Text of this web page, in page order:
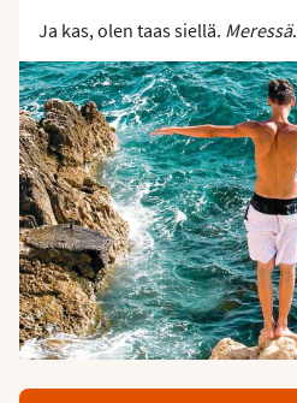
Ja kas, olen taas siellä. Meressä.